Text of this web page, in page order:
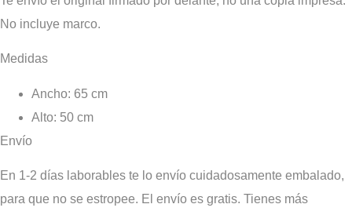
No incluye marco.
Medidas
Ancho: 65 cm
Alto: 50 cm
Envío
En 1-2 días laborables te lo envío cuidadosamente embalado,
para que no se estropee. El envío es gratis. Tienes más